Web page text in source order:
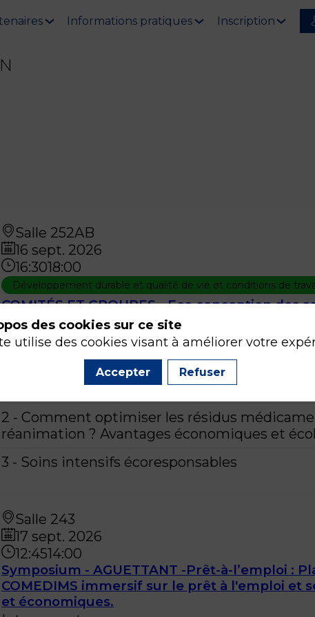
Informations pratiques Inscription
Salle 252AB
16 sept. 2026
16:3018:00
Développement durable et qualité de vie et conditions de
COMITÉS ET GROUPES - Eco conception des
Intervenant:
Charlotte MARTINCHU ToulouseStéphanie
LALLEMANTLaurent ZIELESKIEWICZ
1 - Faut-il arrêter les halogénés en 2026 ?
2 - Comment optimiser les résidus
réanimation ? Avantages économiques et
3 - Soins intensifs écoresponsables
Salle 243
17 sept. 2026
12:4514:00
Symposium - AGUETTANT -Prêt-à-l’emploi :
COMEDIMS immersif sur le prêt à l'emploi et
et économiques.
des cookies sur ce site
utilise des cookies visant à améliorer votre
Accepter Refuser